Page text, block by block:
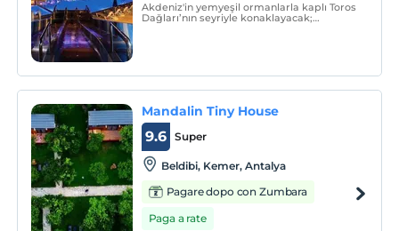
Akdeniz'in yemyeşil ormanlarla kaplı Toros
Dağları’nın seyriyle konaklayacak;
Mandalin Tiny House
Super
9.6
Beldibi, Kemer, Antalya
Pagare dopo con Zumbara
Paga a rate